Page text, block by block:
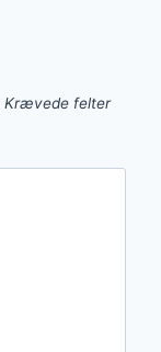
Krævede felter